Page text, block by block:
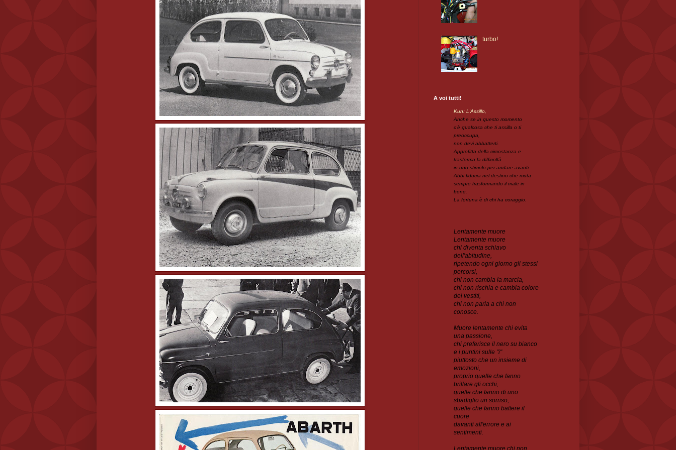
turbo!
A voi tutti!
Kun: L'Assillo,
Anche se in questo momento
c'è qualcosa che ti assilla o ti
preoccupa,
non devi abbatterti.
Approfitta della circostanza e
trasforma la difficoltà
in uno stimolo per andare avanti.
Abbi fiducia nel destino che muta
sempre trasformando il male in
bene.
La fortuna è di chi ha coraggio.
Lentamente muore
Lentamente muore
chi diventa schiavo
dell'abitudine,
ripetendo ogni giorno gli stessi
percorsi,
chi non cambia la marcia,
chi non rischia e cambia colore
dei vestiti,
chi non parla a chi non
conosce.
Muore lentamente chi evita
una passione,
chi preferisce il nero su bianco
e i puntini sulle "i"
piuttosto che un insieme di
emozioni,
proprio quelle che fanno
brillare gli occhi,
quelle che fanno di uno
sbadiglio un sorriso,
quelle che fanno battere il
cuore
davanti all'errore e ai
sentimenti.
Lentamente muore chi non